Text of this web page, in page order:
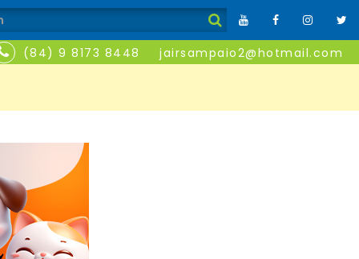
(84) 9 8173 8448 jairsampaio2@hotmail.com